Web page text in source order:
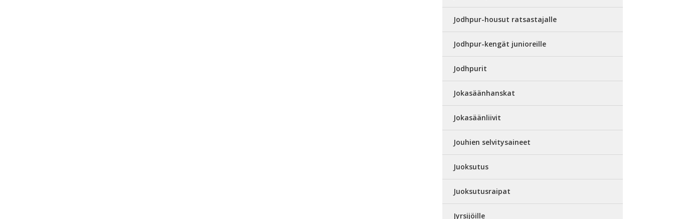
Jodhpur-housut ratsastajalle
Jodhpur-kengät junioreille
Jodhpurit
Jokasäänhanskat
Jokasäänliivit
Jouhien selvitysaineet
Juoksutus
Juoksutusraipat
Jyrsijöille